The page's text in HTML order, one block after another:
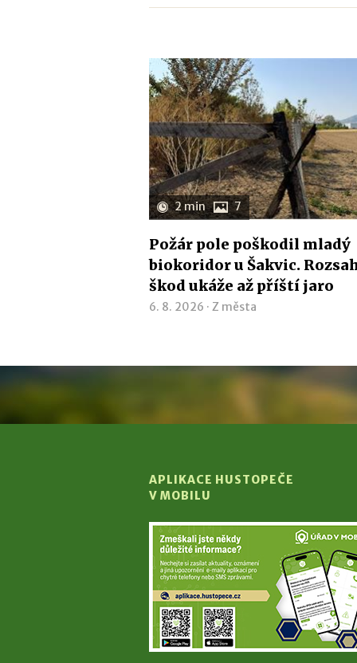
2 min 7
Požár pole poškodil mladý
biokoridor u Šakvic.
škod ukáže až příští jaro
6. 8. 2026 · Z města
APLIKACE HUSTOPEČE
V MOBILU